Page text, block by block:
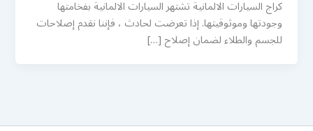
كراج السيارات الالمانية تشتهر السيارات الالمانية بفخامتها
وجودتها وموثوقيتها. إذا تعرضت لحادث ، فإننا نقدم إصلاحات
للجسم والطلاء لضمان إصلاح […]